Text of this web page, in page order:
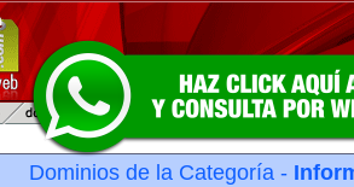
Dominios de la Categoría -